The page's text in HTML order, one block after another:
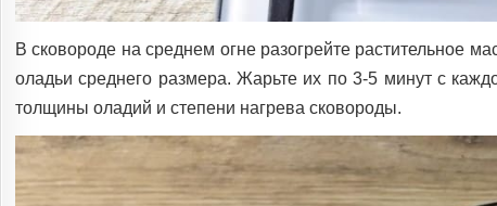
В сковороде на среднем огне разогрейте растительное
оладьи среднего размера. Жарьте их по 3-5 минут с
толщины оладий и степени нагрева сковороды.